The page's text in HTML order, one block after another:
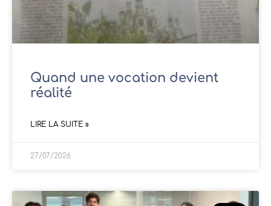
Quand une vocation devient
réalité
LIRE LA SUITE »
27/07/2026